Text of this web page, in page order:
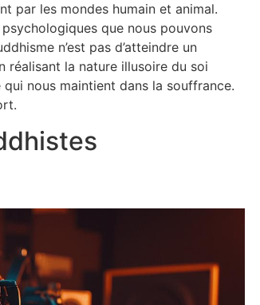
par les mondes humain et animal.
que nous pouvons
n’est pas d’atteindre un
réalisant la nature illusoire du soi
nous maintient dans la souffrance.